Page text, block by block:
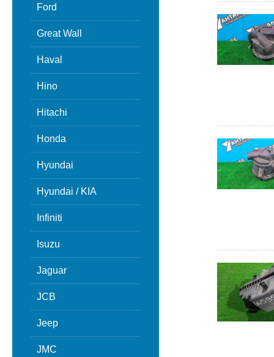
Ford
Great Wall
Haval
Hino
Hitachi
Honda
Hyundai
Hyundai / KIA
Infiniti
Isuzu
Jaguar
JCB
Jeep
JMC